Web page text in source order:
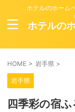
ホテルのホーム
ホテルの
HOME > 岩手県 >
岩手県
四季彩の宿